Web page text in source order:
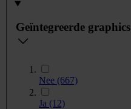
Geïntegreerde graphics
Nee (667)
Ja (12)